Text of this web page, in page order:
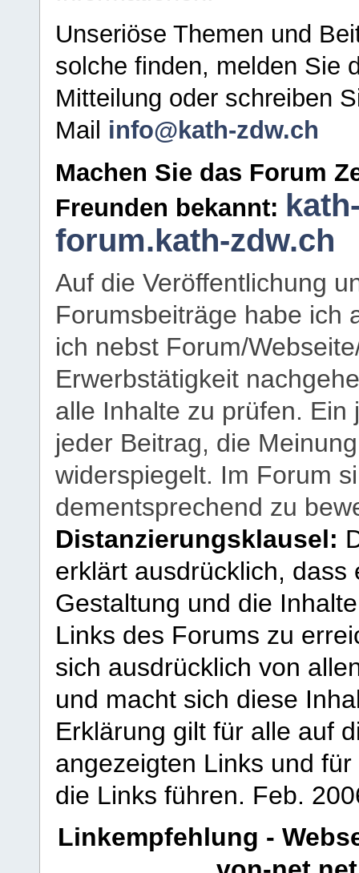
Unseriöse Themen und
solche finden, melden Sie
Mitteilung oder schreiben
Mail info@kath-zdw.ch
Machen Sie das Forum
Freunden bekannt:
forum.kath-zdw.ch
Auf die Veröffentlichung
Forumsbeiträge habe ich
ich nebst Forum/
Erwerbstätigkeit
alle Inhalte zu prüfen.
jeder Beitrag, die
widerspiegelt. Im Forum
dementsprechend zu
Distanzierungsklausel:
erklärt ausdrücklich,
Gestaltung und die
Links des Forums zu
sich ausdrücklich von
und macht sich diese
Erklärung gilt für alle auf
angezeigten Links und
die Links führen. Feb.
Linkempfehlung -